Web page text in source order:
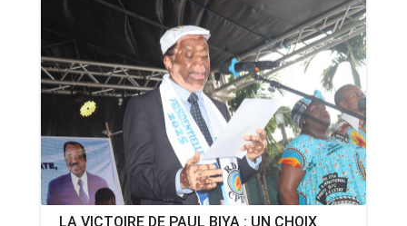
ART & CULTURE & TRADITION
ASSAINISSEMENT
BREAKING-NEWS
CAMEROUN
LA VICTOIRE DE PAUL BIYA : UN CHOIX